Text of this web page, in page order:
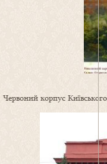
Червоний корпус